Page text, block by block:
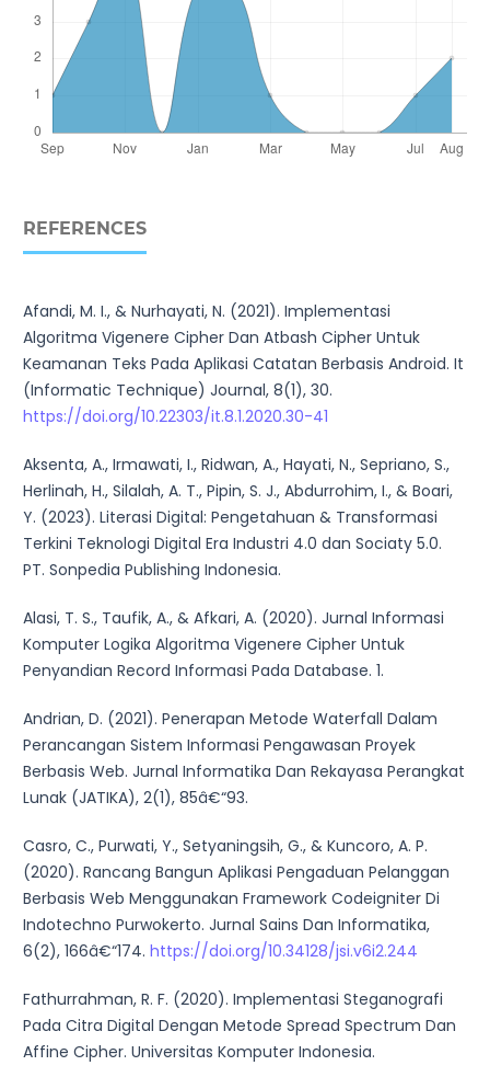
REFERENCES
Afandi, M. I., & Nurhayati, N. (2021). Implementasi
Algoritma Vigenere Cipher Dan Atbash Cipher Untuk
Keamanan Teks Pada Aplikasi Catatan Berbasis Android. It
(Informatic Technique) Journal, 8(1), 30.
https://doi.org/10.22303/it.8.1.2020.30-41
Aksenta, A., Irmawati, I., Ridwan, A., Hayati, N., Sepriano, S.,
Herlinah, H., Silalah, A. T., Pipin, S. J., Abdurrohim, I., & Boari,
Y. (2023). Literasi Digital: Pengetahuan & Transformasi
Terkini Teknologi Digital Era Industri 4.0 dan Sociaty 5.0.
PT. Sonpedia Publishing Indonesia.
Alasi, T. S., Taufik, A., & Afkari, A. (2020). Jurnal Informasi
Komputer Logika Algoritma Vigenere Cipher Untuk
Penyandian Record Informasi Pada Database. 1.
Andrian, D. (2021). Penerapan Metode Waterfall Dalam
Perancangan Sistem Informasi Pengawasan Proyek
Berbasis Web. Jurnal Informatika Dan Rekayasa Perangkat
Lunak (JATIKA), 2(1), 85â€“93.
Casro, C., Purwati, Y., Setyaningsih, G., & Kuncoro, A. P.
(2020). Rancang Bangun Aplikasi Pengaduan Pelanggan
Berbasis Web Menggunakan Framework Codeigniter Di
Indotechno Purwokerto. Jurnal Sains Dan Informatika,
6(2), 166â€“174. https://doi.org/10.34128/jsi.v6i2.244
Fathurrahman, R. F. (2020). Implementasi Steganografi
Pada Citra Digital Dengan Metode Spread Spectrum Dan
Affine Cipher. Universitas Komputer Indonesia.